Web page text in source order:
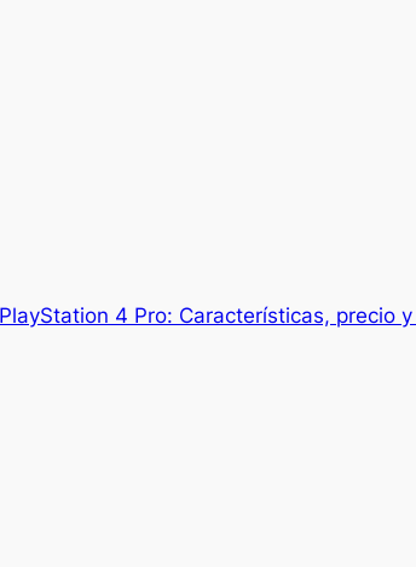
PlayStation 4 Pro: Características, precio